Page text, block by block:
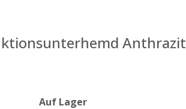
Anthrazit
Auf Lager